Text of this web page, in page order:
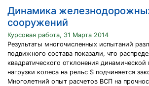
Динамика
сооружений
Курсовая работа, 31 Марта 2014
Результаты многочисленных испытаний
подвижного состава показали, что
квадратического отклонения динамической
нагрузки колеса на рельс S подчиняется
Многолетний опыт расчетов ВСП на